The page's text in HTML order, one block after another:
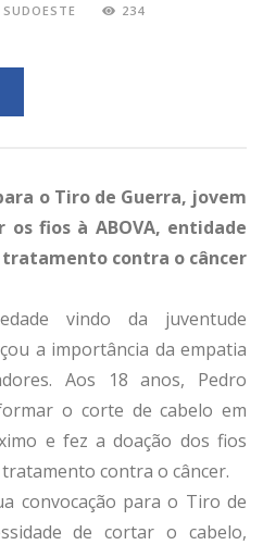
SUDOESTE 234
o Tiro de Guerra, jovem
os fios à ABOVA, entidade
contra o câncer
vindo da juventude
a importância da empatia
Aos 18 anos, Pedro
o corte de cabelo em
e fez a doação dos fios
contra o câncer.
convocação para o Tiro de
de cortar o cabelo,